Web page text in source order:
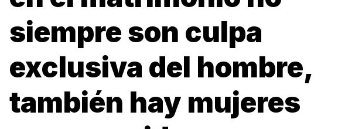
siempre son culpa
exclusiva del hombre,
también hay mujeres